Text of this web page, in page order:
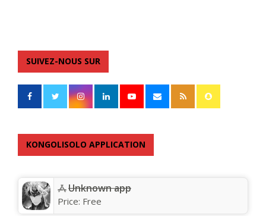
SUIVEZ-NOUS SUR
KONGOLISOLO APPLICATION
Unknown app
Price: Free